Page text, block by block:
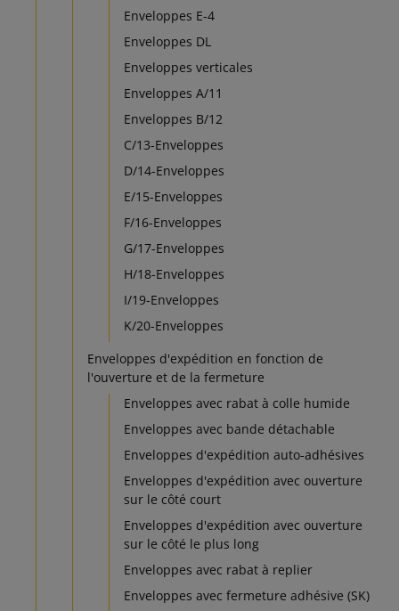
Enveloppes E-4
Enveloppes DL
Enveloppes verticales
Enveloppes A/11
Enveloppes B/12
C/13-Enveloppes
D/14-Enveloppes
E/15-Enveloppes
F/16-Enveloppes
G/17-Enveloppes
H/18-Enveloppes
I/19-Enveloppes
K/20-Enveloppes
Enveloppes d'expédition en fonction de
l'ouverture et de la fermeture
Enveloppes avec rabat à colle humide
Enveloppes avec bande détachable
Enveloppes d'expédition auto-adhésives
Enveloppes d'expédition avec ouverture
sur le côté court
Enveloppes d'expédition avec ouverture
sur le côté le plus long
Enveloppes avec rabat à replier
Enveloppes avec fermeture adhésive (SK)